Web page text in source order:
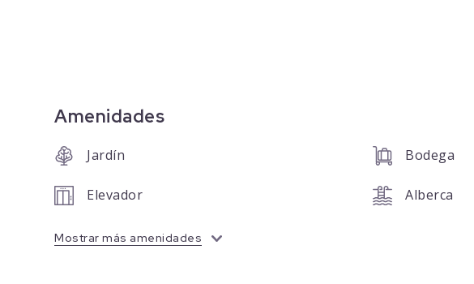
Amenidades
Jardín Bodega
Elevador Alberca
Mostrar más amenidades